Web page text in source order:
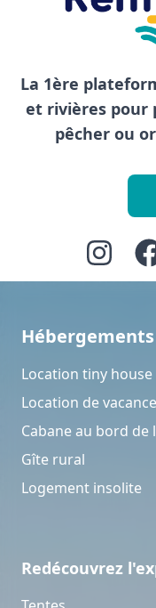
La 1ère
et rivières pour
pêcher ou
Location tiny house
Location de
Cabane au bord de
Gîte rural
Logement insolite
Redécouvrez